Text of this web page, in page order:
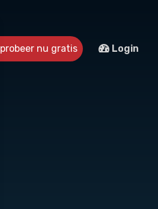
probeer nu gratis Login